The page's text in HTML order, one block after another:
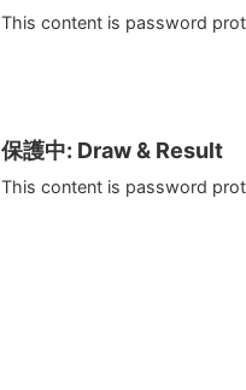
This content is password
保護中: Draw & Result
This content is password